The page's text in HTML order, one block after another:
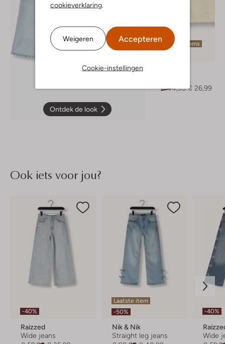
cookieverklaring.
Weigeren Accepteren
Cookie-instellingen
Ontdek de look
Laatste items
€ 44,99 € 26,99
Ook iets voor jou?
-40%
Raizzed
Wide jeans
Laatste item
-50%
Nik & Nik
Straight leg jeans
-40%
Wide